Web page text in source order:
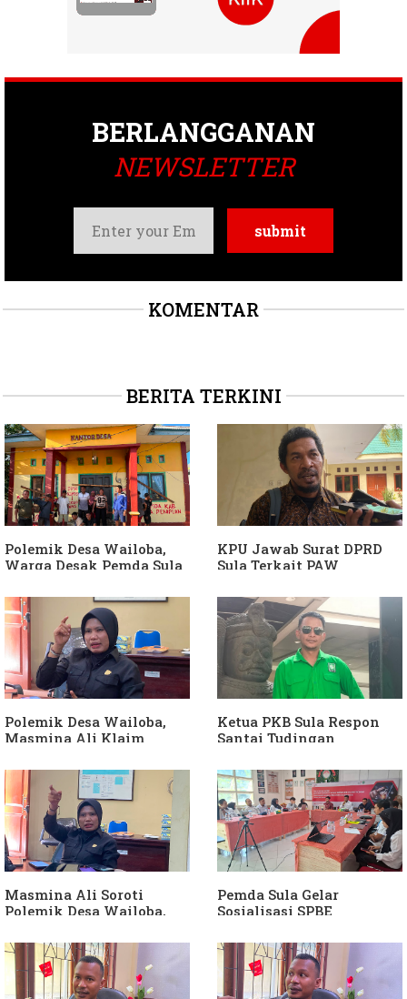
BERLANGGANAN
NEWSLETTER
KOMENTAR
BERITA TERKINI
Polemik Desa Wailoba,
Warga Desak Pemda Sula
APH Usut Dugaan
Penyimpangan Dana Desa
KPU Jawab Surat DPRD
Sula Terkait PAW
Hanura
Polemik Desa Wailoba,
Masmina Ali Klaim
Keterlibatan Ketua PKB
Sula
Ketua PKB Sula Respon
Santai Tudingan
Dia Kangen Saya
Masmina Ali Soroti
Polemik Desa Wailoba,
Keterlibatan Ketua PKB
Sula
Pemda Sula Gelar
Sosialisasi SPBE